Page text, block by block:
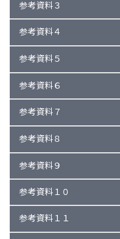
参考資料３
参考資料４
参考資料５
参考資料６
参考資料７
参考資料８
参考資料９
参考資料１０
参考資料１１